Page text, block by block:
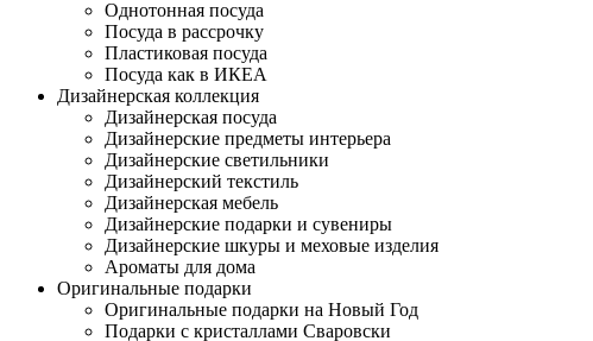
Однотонная посуда
Посуда в рассрочку
Пластиковая посуда
Посуда как в ИКЕА
Дизайнерская коллекция
Дизайнерская посуда
Дизайнерские предметы интерьера
Дизайнерские светильники
Дизайнерский текстиль
Дизайнерская мебель
Дизайнерские подарки и сувениры
Дизайнерские шкуры и меховые изделия
Ароматы для дома
Оригинальные подарки
Оригинальные подарки на Новый Год
Подарки с кристаллами Сваровски